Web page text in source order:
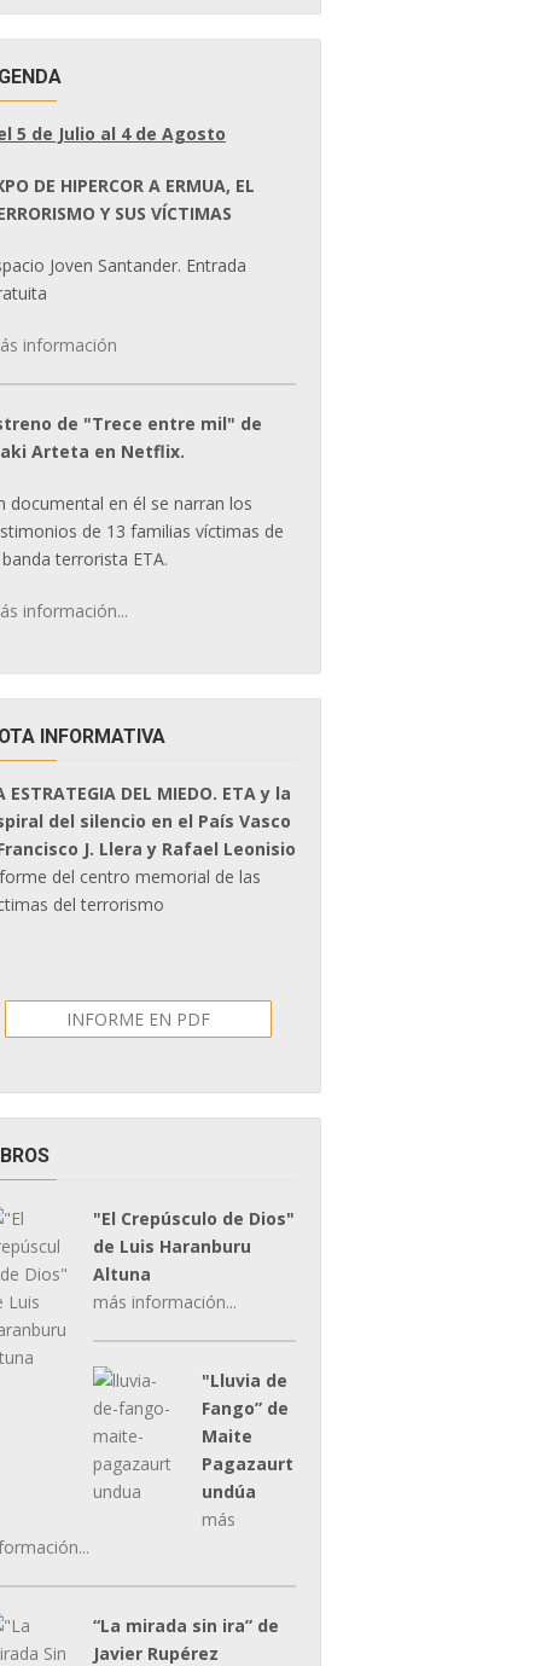
5 de Julio al 4 de Agosto
DE HIPERCOR A ERMUA, EL
Y SUS VÍCTIMAS
Joven Santander. Entrada
información
de "Trece entre mil" de
Arteta en Netflix.
documental en él se narran los
de 13 familias víctimas de
terrorista ETA.
información...
INFORMATIVA
ESTRATEGIA DEL MIEDO. ETA y la
del silencio en el País Vasco
J. Llera y Rafael Leonisio
del centro memorial de las
del terrorismo
INFORME EN PDF
"El Crepúsculo de Dios"
de Luis Haranburu
Altuna
más información...
"Lluvia de
Fango” de
Maite
Pagazaurt
undúa
más
“La mirada sin ira” de
Javier Rupérez